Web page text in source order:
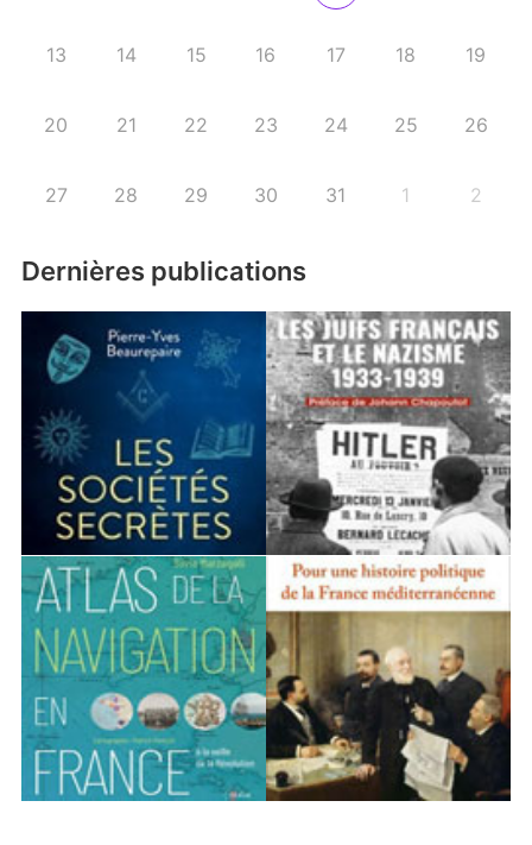
13 14 15 16 17 18 19
20 21 22 23 24 25 26
27 28 29 30 31 1 2
Dernières publications